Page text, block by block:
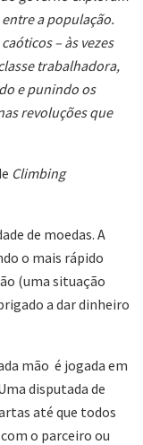
a população.
– às vezes
trabalhadora,
e punindo os
revoluções que
Climbing
de moedas. A
o mais rápido
(uma situação
a dar dinheiro
mão é jogada em
disputada de
até que todos
o parceiro ou